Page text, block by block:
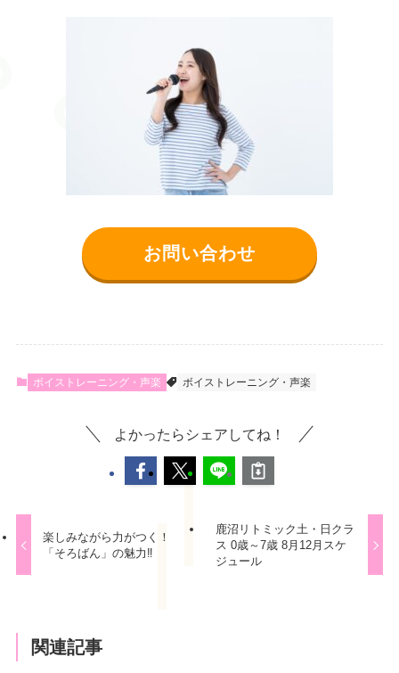
お問い合わせ
ボイストレーニング・声楽 ボイストレーニング・声楽
よかったらシェアしてね！
楽しみながら力がつく！
「そろばん」の魅力‼
鹿沼リトミック土・日クラ
ス 0歳～7歳 8月12月スケ
ジュール
関連記事